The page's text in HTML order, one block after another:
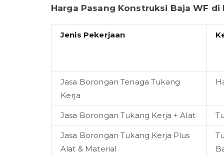
Harga Pasang Konstruksi Baja WF di
Jenis Pekerjaan
Jasa Borongan Tenaga Tukang
Kerja
Jasa Borongan Tukang Kerja + Alat
Jasa Borongan Tukang Kerja Plus
Alat & Material